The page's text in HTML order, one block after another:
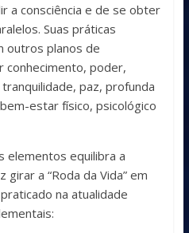
a consciência e de se obter
Suas práticas
outros planos de
conhecimento, poder,
paz, profunda
estar físico, psicológico
elementos equilibra a
girar a “Roda da Vida” em
na atualidade